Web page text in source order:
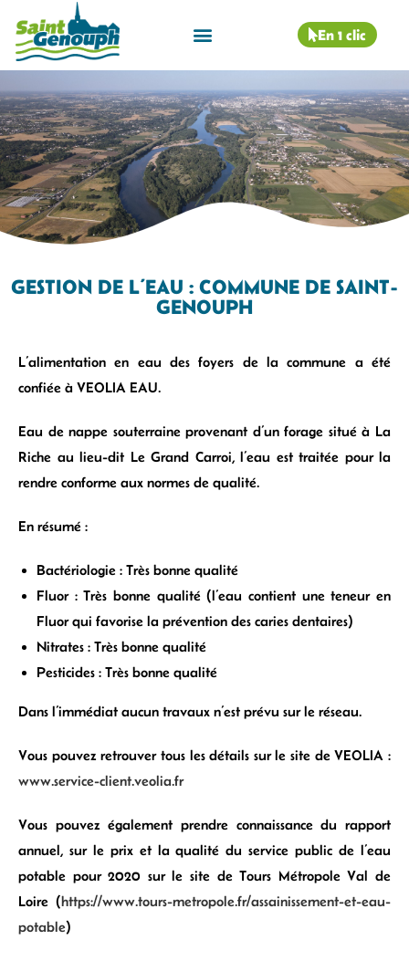
En 1 clic
GESTION DE L’EAU : COMMUNE DE SAINT-
GENOUPH
L’alimentation en eau des foyers de la commune a été
confiée à VEOLIA EAU.
Eau de nappe souterraine provenant d’un forage situé à La
Riche au lieu-dit Le Grand Carroi, l’eau est traitée pour la
rendre conforme aux normes de qualité.
En résumé :
Bactériologie : Très bonne qualité
Fluor : Très bonne qualité (l’eau contient une teneur en
Fluor qui favorise la prévention des caries dentaires)
Nitrates : Très bonne qualité
Pesticides : Très bonne qualité
Dans l’immédiat aucun travaux n’est prévu sur le réseau.
Vous pouvez retrouver tous les détails sur le site de VEOLIA :
www.service-client.veolia.fr
Vous pouvez également prendre connaissance du rapport
annuel, sur le prix et la qualité du service public de l’eau
potable pour 2020 sur le site de Tours Métropole Val de
Loire (https://www.tours-metropole.fr/assainissement-et-eau-
potable)